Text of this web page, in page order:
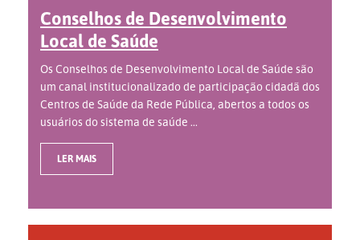
Conselhos de Desenvolvimento
Local de Saúde
Os Conselhos de Desenvolvimento Local de Saúde são
um canal institucionalizado de participação cidadã dos
Centros de Saúde da Rede Pública, abertos a todos os
usuários do sistema de saúde ...
LER MAIS